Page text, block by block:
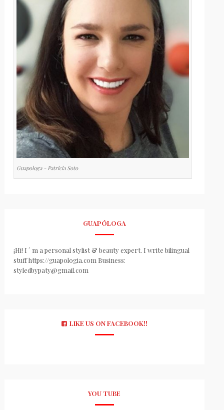
Guapologa - Patricia Soto
GUAPÓLOGA
¡Hi! I ´ m a personal stylist & beauty expert. I write bilingual
stuff https://guapologia.com Business:
styledbypaty@gmail.com
LIKE US ON FACEBOOK!!
YOU TUBE